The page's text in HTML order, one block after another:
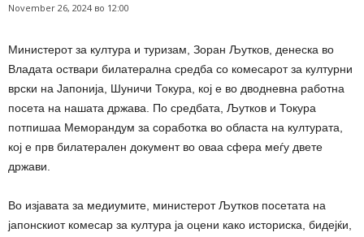
November 26, 2024 во 12:00
Министерот за култура и туризам, Зоран Љутков, денеска во
Владата оствари билатерална средба со комесарот за културни
врски на Јапонија, Шуничи Токура, кој е во дводневна работна
посета на нашата држава. По средбата, Љутков и Токура
потпишаа Меморандум за соработка во областа на културата,
кој е прв билатерален документ во оваа сфера меѓу двете
држави.
Во изјавата за медиумите, министерот Љутков посетата на
јапонскиот комесар за култура ја оцени како историска, бидејќи,